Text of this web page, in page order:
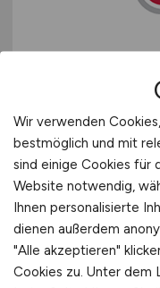
Europa
GTÜ
Überwachung
07.07.2026
Bundesweit
Wir verwenden
bestmöglich und mit
sind einige Cookies für
Website notwendig,
Ihnen personalisierte
dienen außerdem
"Alle akzeptieren"
Cookies zu. Unter dem